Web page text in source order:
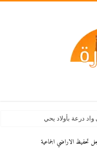
درعة بأولاد يحيى لكراير
تحفيظ الاراضي الجماعية